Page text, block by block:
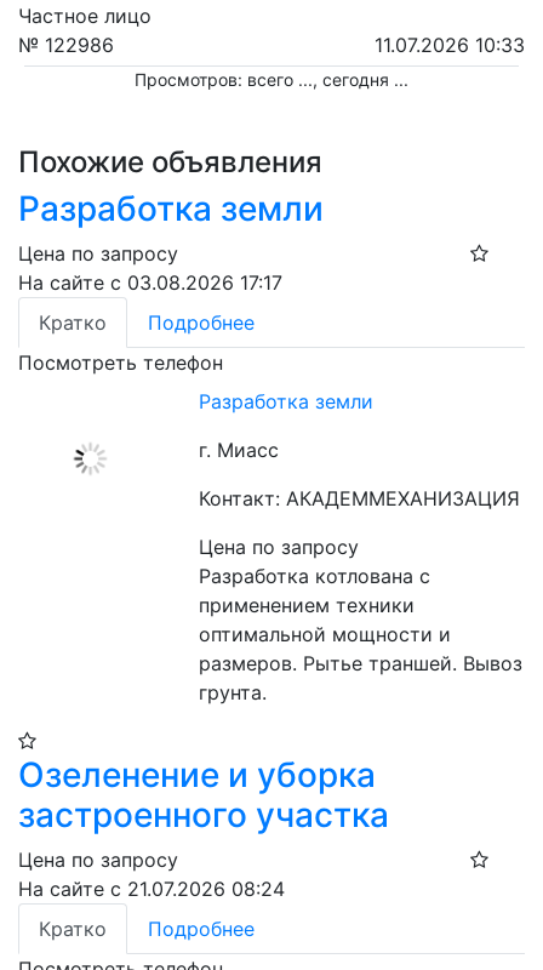
Частное лицо
№ 122986
11.07.2026 10:33
Просмотров: всего ..., сегодня ...
Похожие объявления
Разработка земли
Цена по запросу
На сайте с 03.08.2026 17:17
Кратко
Подробнее
Посмотреть телефон
Разработка земли
г. Миасс
Контакт: АКАДЕММЕХАНИЗАЦИЯ
Цена по запросу
Разработка котлована с
применением техники
оптимальной мощности и
размеров. Рытье траншей. Вывоз
грунта.
Озеленение и уборка
застроенного участка
Цена по запросу
На сайте с 21.07.2026 08:24
Кратко
Подробнее